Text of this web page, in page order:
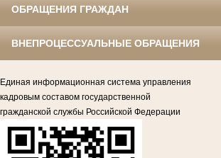
ОБРАЩЕНИЯ ГРАЖДАН
ВНЕПРОЦЕССУАЛЬНЫЕ ОБРАЩЕНИЯ
Единая информационная система управления
кадровым составом государственной
гражданской службы Российской Федерации